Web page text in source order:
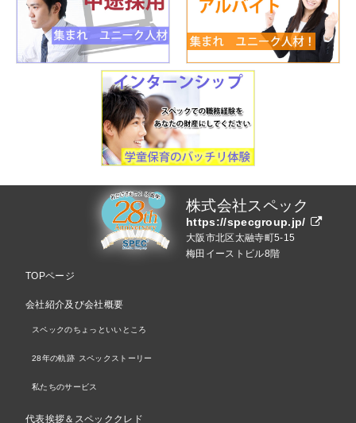
株式会社スペック
https://specgroup.jp/
大阪市北区太融寺町5-15
梅田イーストビル8階
TOPページ
会社紹介及び会社概要
スペックのちょっといいところ
28年の軌跡 スペックストーリー
私たちのサービス
代表挨拶＆スペッククレド